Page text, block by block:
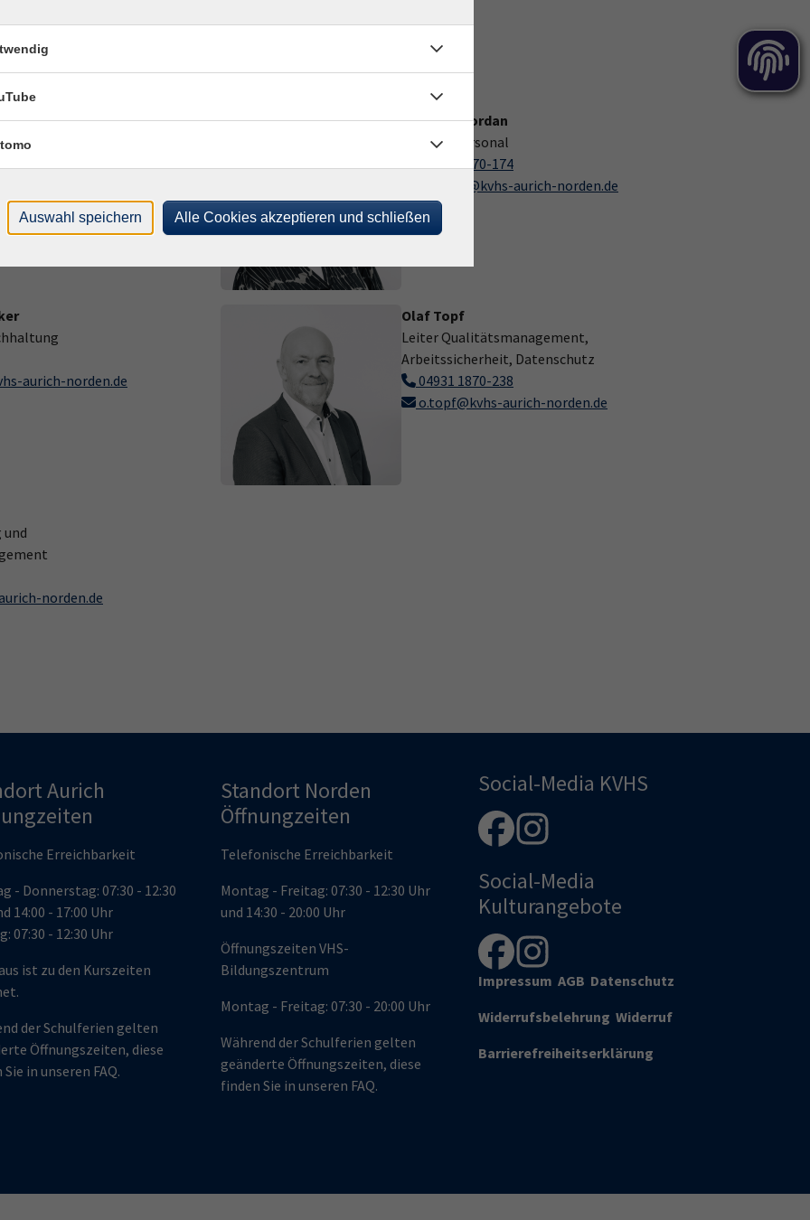
Qualifizierung und
aurich-norden.de
Stefanie Jordan
Leiterin Personal
04931 1870-174
s.jordan@kvhs-aurich-norden.de
aurich-norden.de
Olaf Topf
Leiter Qualitätsmanagement,
Arbeitssicherheit, Datenschutz
04931 1870-238
o.topf@kvhs-aurich-norden.de
norden.de
Aurich
Erreichbarkeit
- Donnerstag: 07:30 - 12:30
14:00 - 17:00 Uhr
07:30 - 12:30 Uhr
ist zu den Kurszeiten
der Schulferien gelten
Öffnungszeiten, diese
Sie inunseren FAQ.
Standort Norden
Öffnungzeiten
Telefonische Erreichbarkeit
Montag - Freitag: 07:30 - 12:30 Uhr
und 14:30 - 20:00 Uhr
Öffnungszeiten VHS-
Bildungszentrum
Montag - Freitag: 07:30 - 20:00 Uhr
Während der Schulferien gelten
geänderte Öffnungszeiten, diese
finden Sie in unseren FAQ.
Social-Media KVHS
Social-Media
Kulturangebote
Impressum AGB Datenschutz
Widerrufsbelehrung Widerruf
Barrierefreiheitserklärung
Auswahl speichern Alle Cookies akzeptieren und schließen